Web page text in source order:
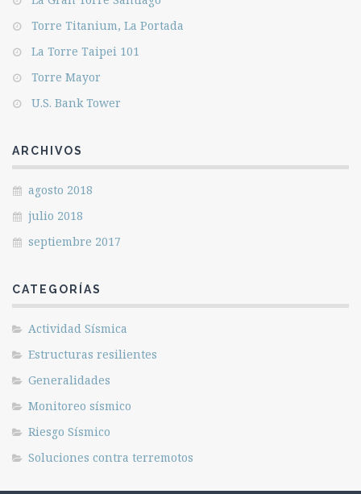
Torre Titanium, La Portada
La Torre Taipei 101
Torre Mayor
U.S. Bank Tower
ARCHIVOS
agosto 2018
julio 2018
septiembre 2017
CATEGORÍAS
Actividad Sísmica
Estructuras resilientes
Generalidades
Monitoreo sísmico
Riesgo Sísmico
Soluciones contra terremotos